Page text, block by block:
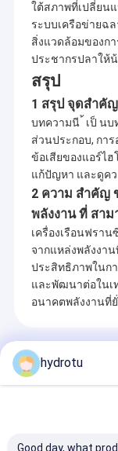
ใต้สภาพที่เปลี่ยน
ระบบเครือข่ายฉ
สิ่งแวดล้อมของก
ประชากรปลาให้
สรุป
1 สรุป จุดสําคัญ
บทความนี ้ เป็ นบ
ส่วนประกอบ, กา
ข้อเสียของแอร์ไ
แก้ปัญหา และดูค
2 ความ สําคัญ
พลังงาน ที่ สาม
เครื่องเรือนฟรา
จากแหล่งพลังงา
ประสิทธิภาพในก
และพัฒนาต่อในเ
อนาคตพลังงานที่
สินค้าแนะนำ
อิตาลี
ทางวิ่
แอลเบเนีย
แคนาดา
รอง
หิมะ
hydrotu
Good day, what